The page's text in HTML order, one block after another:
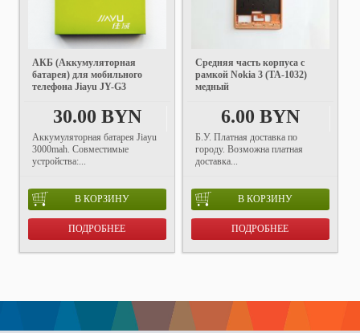
АКБ (Аккумуляторная
батарея) для мобильного
телефона Jiayu JY-G3
30.00 BYN
Аккумуляторная батарея Jiayu
3000mah. Совместимые
устройства:...
В КОРЗИНУ
ПОДРОБНЕЕ
Средняя часть корпуса с
рамкой Nokia 3 (TA-1032)
медный
6.00 BYN
Б.У. Платная доставка по
городу. Возможна платная
доставка...
В КОРЗИНУ
ПОДРОБНЕЕ